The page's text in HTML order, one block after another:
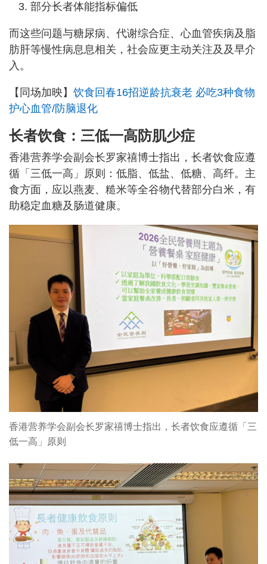
部分长者体能指标偏低
而这些问题与糖尿病、代谢综合症、心血管疾病及脂
肪肝等慢性病息息相关，社会应更主动关注及及早介
入。
【同场加映】 饮食回春16招逆龄抗衰老 必吃3种食物
护心血管/防脑退化
长者饮食： 三低一高防肌少症
香港营养学会副会长罗家禧博士指出，长者饮食应遵
循「三低一高」原则：低脂、低盐、低糖、高纤。主
食方面，应以燕麦、糙米等全谷物代替部分白米，有
助稳定血糖及肠道健康。
香港营养学会副会长罗家禧博士指出，长者饮食应遵循「三
低一高」原则